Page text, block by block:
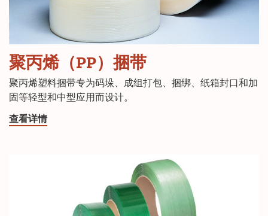
聚丙烯（PP）捆带
聚丙烯塑料捆带专为码垛、成组打包、捆绑、纸箱封口和加
固等轻型和中型应用而设计。
查看详情